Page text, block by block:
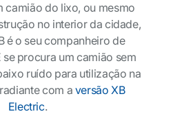
camião do lixo, ou mesmo
no interior da cidade,
é o seu companheiro de
procura um camião sem
ruído para utilização na
com a versão XB
Electric.